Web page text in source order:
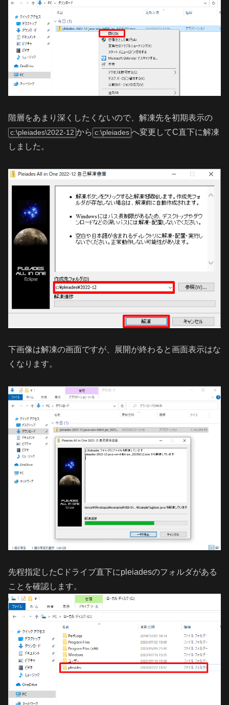
階層をあまり深くしたくないので、解凍先を初期表示の
c:\pleiades\2022-12 から c:\pleiades へ変更してC直下に解凍
しました。
下画像は解凍の画面ですが、展開が終わると画面表示はな
くなります。
先程指定したCドライブ直下にpleiadesのフォルダがある
ことを確認します。